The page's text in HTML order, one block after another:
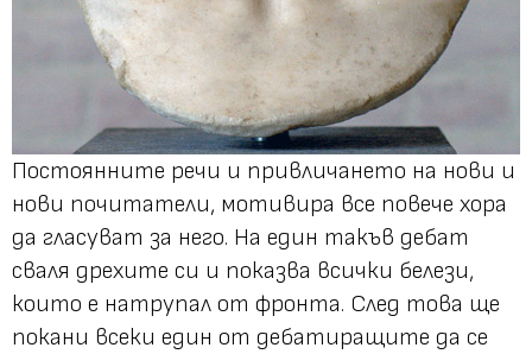
Постоянните речи и привличането на нови и
нови почитатели, мотивира все повече хора
да гласуват за него. На един такъв дебат
сваля дрехите си и показва всички белези,
които е натрупал от фронта. След това ще
покани всеки един от дебатиращите да се